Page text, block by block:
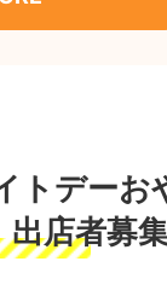
トデー
店者募集